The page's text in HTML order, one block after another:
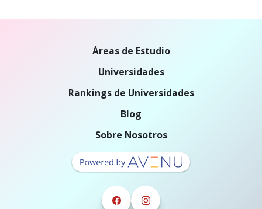
Áreas de Estudio
Universidades
Rankings de Universidades
Blog
Sobre Nosotros